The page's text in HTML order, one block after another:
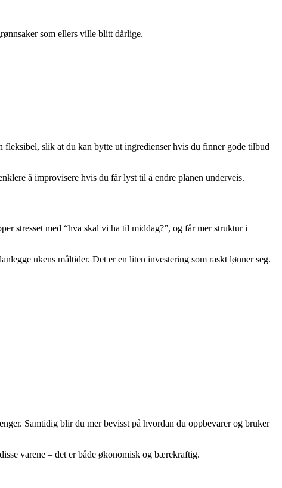
som ellers ville blitt dårlige.
slik at du kan bytte ut ingredienser hvis du finner gode tilbud
å improvisere hvis du får lyst til å endre planen underveis.
stresset med “hva skal vi ha til middag?”, og får mer struktur i
ukens måltider. Det er en liten investering som raskt lønner seg.
Samtidig blir du mer bevisst på hvordan du oppbevarer og bruker
varene – det er både økonomisk og bærekraftig.